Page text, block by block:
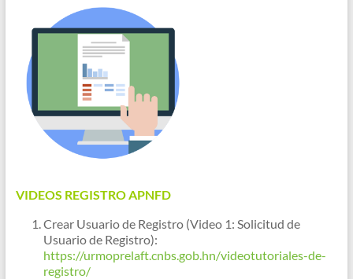
VIDEOS REGISTRO APNFD
Crear Usuario de Registro (Video 1: Solicitud de
Usuario de Registro):
https://urmoprelaft.cnbs.gob.hn/videotutoriales-de-
registro/